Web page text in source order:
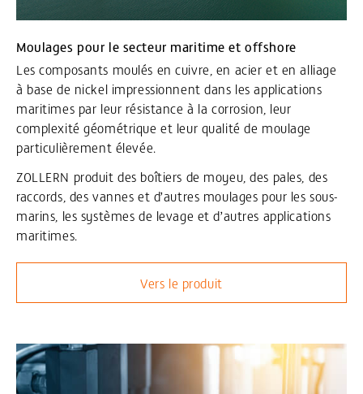
Moulages pour le secteur maritime et offshore
Les composants moulés en cuivre, en acier et en alliage
à base de nickel impressionnent dans les applications
maritimes par leur résistance à la corrosion, leur
complexité géométrique et leur qualité de moulage
particulièrement élevée.
ZOLLERN produit des boîtiers de moyeu, des pales, des
raccords, des vannes et d’autres moulages pour les sous-
marins, les systèmes de levage et d’autres applications
maritimes.
Vers le produit